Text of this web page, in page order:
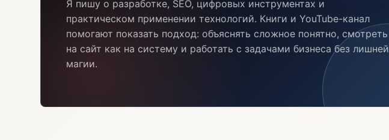
Я пишу о разработке, SEO, цифровых инструментах и
практическом применении технологий. Книги и YouTube-канал
помогают показать подход: объяснять сложное понятно, смотреть
на сайт как на систему и работать с задачами бизнеса без лишней
магии.